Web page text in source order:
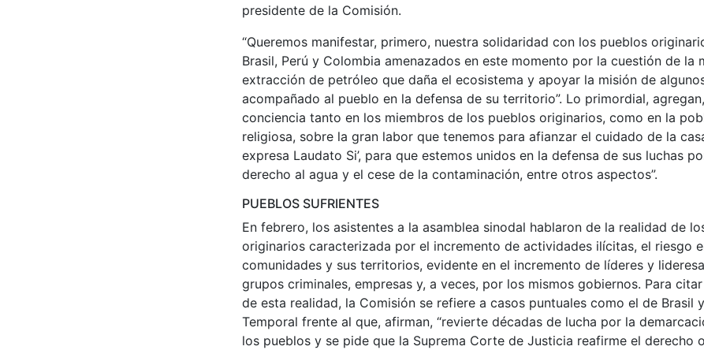
presidente de la Comisión.
“Queremos manifestar, primero, nuestra solidaridad con los pueblos
Brasil, Perú y Colombia amenazados en este momento por la cuestión de la
extracción de petróleo que daña el ecosistema y apoyar la misión de
acompañado al pueblo en la defensa de su territorio”. Lo primordial,
conciencia tanto en los miembros de los pueblos originarios, como en la
religiosa, sobre la gran labor que tenemos para afianzar el cuidado de la
expresa Laudato Si’, para que estemos unidos en la defensa de sus luchas
derecho al agua y el cese de la contaminación, entre otros aspectos”.
PUEBLOS SUFRIENTES
En febrero, los asistentes a la asamblea sinodal hablaron de la realidad de
originarios caracterizada por el incremento de actividades ilícitas, el riesgo
comunidades y sus territorios, evidente en el incremento de líderes y
grupos criminales, empresas y, a veces, por los mismos gobiernos. Para
de esta realidad, la Comisión se refiere a casos puntuales como el de Brasil
Temporal frente al que, afirman, “revierte décadas de lucha por la
los pueblos y se pide que la Suprema Corte de Justicia reafirme el derecho